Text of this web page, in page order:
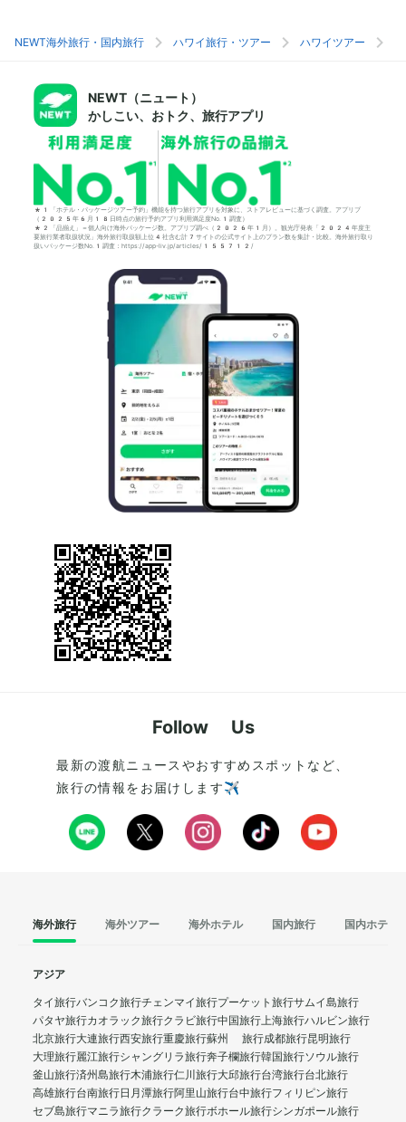
NEWT海外旅行・国内旅行 ハワイ旅行・ツアー ハワイツアー
NEWT（ニュート）
かしこい、おトク、旅行アプリ
*1「ホテル・パッケージツアー予約」機能を持つ旅行アプリを対象に、ストアレビューに基づく調査。アプリブ
（2025年6月18日時点の旅行予約アプリ利用満足度No.1調査）
*2「品揃え」＝個人向け海外パッケージ数。アプリブ調べ（2026年1月）。観光庁発表「2024年度主
要旅行業者取扱状況」海外旅行取扱額上位4社含む計7サイトの公式サイト上のプラン数を集計・比較。海外旅行取り
扱いパッケージ数No.1調査：https://app-liv.jp/articles/155712/
Follow Us
最新の渡航ニュースやおすすめスポットなど、
旅行の情報をお届けします✈️
海外旅行 海外ツアー 海外ホテル 国内旅行 国内ホテル
アジア
タイ旅行バンコク旅行チェンマイ旅行プーケット旅行サムイ島旅行
パタヤ旅行カオラック旅行クラビ旅行中国旅行上海旅行ハルビン旅行
北京旅行大連旅行西安旅行重慶旅行蘇州 旅行成都旅行昆明旅行
大理旅行麗江旅行シャングリラ旅行奔子欄旅行韓国旅行ソウル旅行
釜山旅行済州島旅行木浦旅行仁川旅行大邱旅行台湾旅行台北旅行
高雄旅行台南旅行日月潭旅行阿里山旅行台中旅行フィリピン旅行
セブ島旅行マニラ旅行クラーク旅行ボホール旅行シンガポール旅行